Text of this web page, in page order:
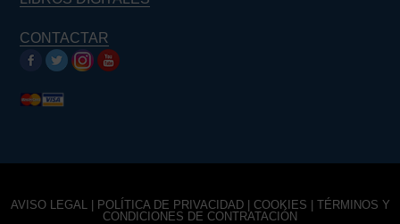
CONTACTAR
AVISO LEGAL| POLÍTICA DE PRIVACIDAD| COOKIES
TÉRMINOS Y
CONDICIONES DE CONTRATACIÓN